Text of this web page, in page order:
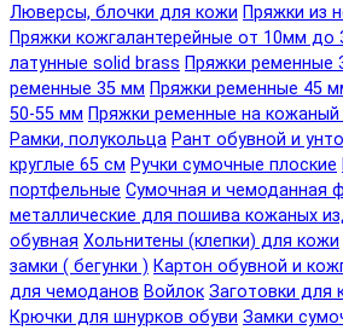
Люверсы, блочки для кожи Пряжки из
Пряжки кожгалантерейные от 10мм до
латунные solid brass Пряжки ременные
ременные 35 мм Пряжки ременные 45
50-55 мм Пряжки ременные на
Рамки, полукольца Рант обувной и
круглые 65 см Ручки сумочные плоские
портфельные Сумочная и чемоданная
металлические для пошива кожаных
обувная Хольнитены (клепки) для кожи
замки ( бегунки ) Картон обувной и
для чемоданов Войлок Заготовки для
Крючки для шнурков обуви Замки